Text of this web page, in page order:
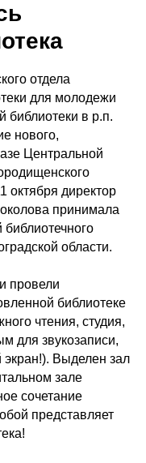
отдела
для молодежи
библиотеки в р.п.
нового,
Центральной
октября директор
принимала
библиотечного
области.
провели
библиотеке
чтения, студия,
для звукозаписи,
Выделен зал
зале
сочетание
представляет